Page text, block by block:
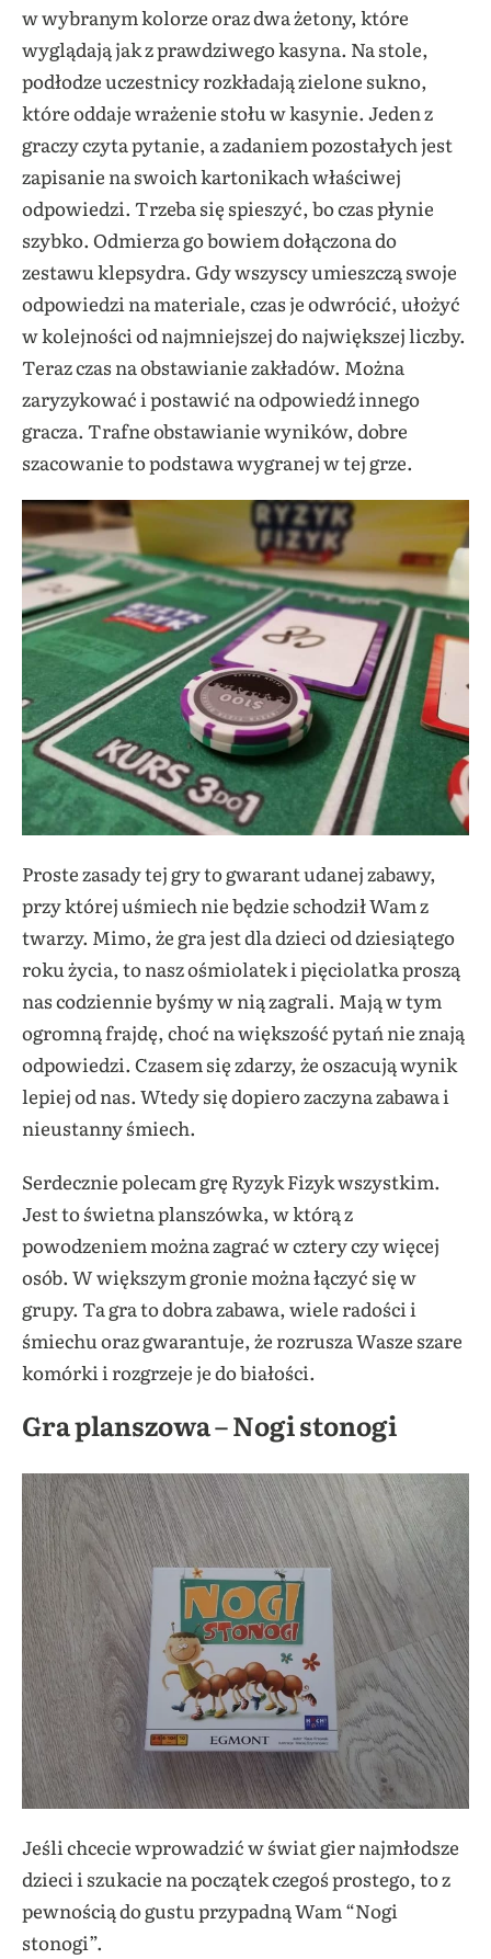
w wybranym kolorze oraz dwa żetony, które
wyglądają jak z prawdziwego kasyna. Na stole,
podłodze uczestnicy rozkładają zielone sukno,
które oddaje wrażenie stołu w kasynie. Jeden z
graczy czyta pytanie, a zadaniem pozostałych jest
zapisanie na swoich kartonikach właściwej
odpowiedzi. Trzeba się spieszyć, bo czas płynie
szybko. Odmierza go bowiem dołączona do
zestawu klepsydra. Gdy wszyscy umieszczą swoje
odpowiedzi na materiale, czas je odwrócić, ułożyć
w kolejności od najmniejszej do największej liczby.
Teraz czas na obstawianie zakładów. Można
zaryzykować i postawić na odpowiedź innego
gracza. Trafne obstawianie wyników, dobre
szacowanie to podstawa wygranej w tej grze.
Proste zasady tej gry to gwarant udanej zabawy,
przy której uśmiech nie będzie schodził Wam z
twarzy. Mimo, że gra jest dla dzieci od dziesiątego
roku życia, to nasz ośmiolatek i pięciolatka proszą
nas codziennie byśmy w nią zagrali. Mają w tym
ogromną frajdę, choć na większość pytań nie znają
odpowiedzi. Czasem się zdarzy, że oszacują wynik
lepiej od nas. Wtedy się dopiero zaczyna zabawa i
nieustanny śmiech.
Serdecznie polecam grę Ryzyk Fizyk wszystkim.
Jest to świetna planszówka, w którą z
powodzeniem można zagrać w cztery czy więcej
osób. W większym gronie można łączyć się w
grupy. Ta gra to dobra zabawa, wiele radości i
śmiechu oraz gwarantuje, że rozrusza Wasze szare
komórki i rozgrzeje je do białości.
Gra planszowa – Nogi stonogi
Jeśli chcecie wprowadzić w świat gier najmłodsze
dzieci i szukacie na początek czegoś prostego, to z
pewnością do gustu przypadną Wam “Nogi
stonogi”.